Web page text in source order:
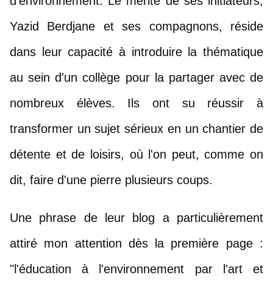
Yazid Berdjane et ses compagnons, réside
dans leur capacité à introduire la thématique
au sein d'un collège pour la partager avec de
nombreux élèves. Ils ont su réussir à
transformer un sujet sérieux en un chantier de
détente et de loisirs, où l'on peut, comme on
dit, faire d'une pierre plusieurs coups.
Une phrase de leur blog a particulièrement
attiré mon attention dès la première page :
"l'éducation à l'environnement par l'art et